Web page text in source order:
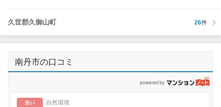
久世郡久御山町 26件
南丹市の口コミ
良い
自然環境